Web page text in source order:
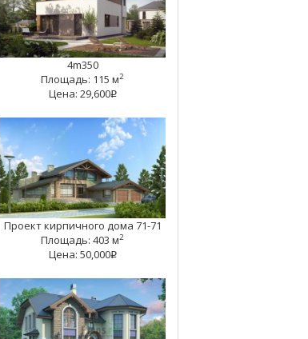
4m350
Площадь: 115 м2
Цена: 29,600q
Проект кирпичного дома 71-71
Площадь: 403 м2
Цена: 50,000q